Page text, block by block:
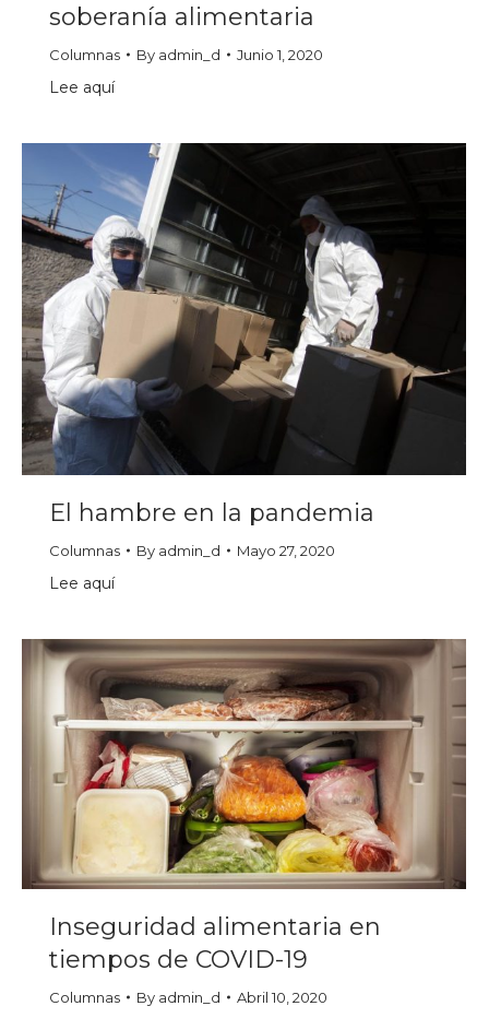
soberanía alimentaria
Columnas By admin_d Junio 1, 2020
Lee aquí
El hambre en la pandemia
Columnas By admin_d Mayo 27, 2020
Lee aquí
Inseguridad alimentaria en
tiempos de COVID-19
Columnas By admin_d Abril 10, 2020